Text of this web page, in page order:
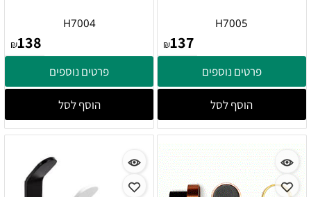
H7005
₪137
פרטים נוספים
הוסף לסל
H7004
₪138
פרטים נוספים
הוסף לסל